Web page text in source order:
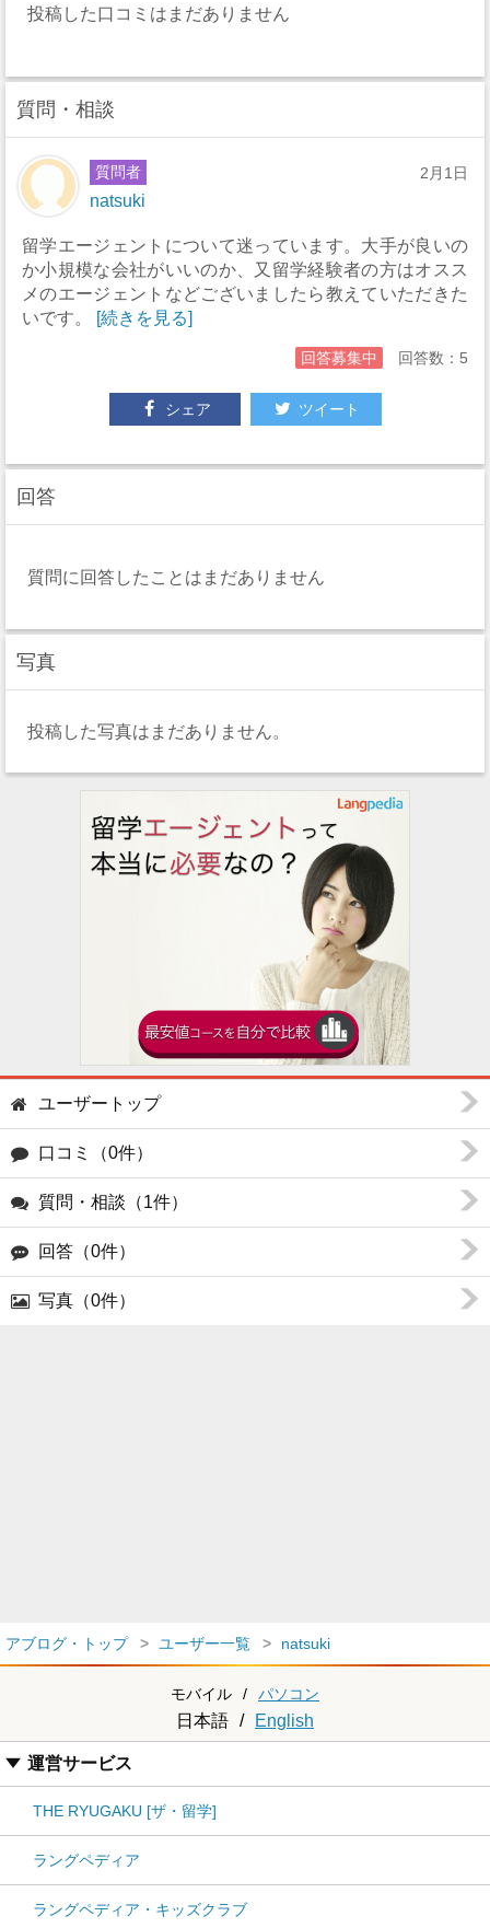
投稿した口コミはまだありません
質問・相談
質問者
natsuki
2月1日
留学エージェントについて迷っています。大手が良いの
か小規模な会社がいいのか、又留学経験者の方はオスス
メのエージェントなどございましたら教えていただきた
いです。
[続きを見る]
回答募集中 回答数：5
シェア ツイート
回答
質問に回答したことはまだありません
写真
投稿した写真はまだありません。
ユーザートップ
口コミ（0件）
質問・相談（1件）
回答（0件）
写真（0件）
アブログ・トップ ユーザー一覧 natsuki
モバイル / パソコン
日本語 / English
運営サービス
THE RYUGAKU [ザ・留学]
ラングペディア
ラングペディア・キッズクラブ